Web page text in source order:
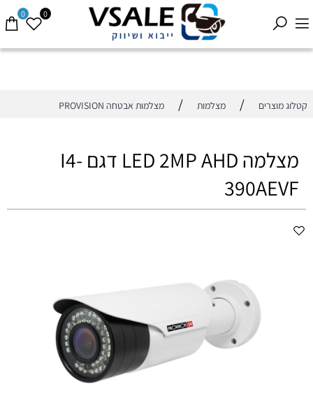
0 0
קטלוג מוצרים / מצלמות / מצלמות אבטחה PROVISION
מצלמה LED 2MP AHD דגם I4-
390AEVF